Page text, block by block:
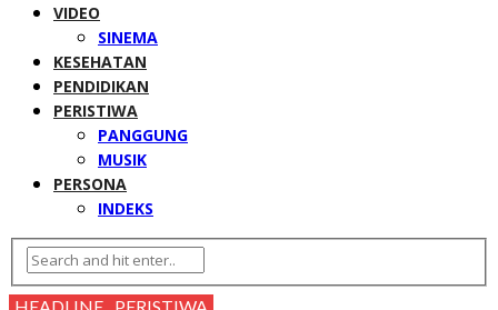
VIDEO
SINEMA
KESEHATAN
PENDIDIKAN
PERISTIWA
PANGGUNG
MUSIK
PERSONA
INDEKS
HEADLINE PERISTIWA